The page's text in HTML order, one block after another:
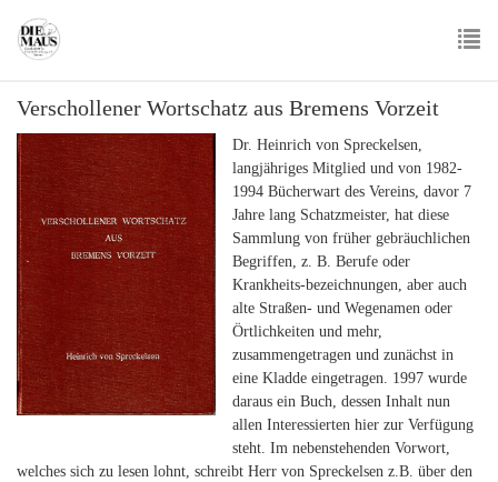
main
Verschollener Wortschatz aus Bremens Vorzeit
Dr. Heinrich von Spreckelsen,
langjähriges Mitglied und von 1982-
1994 Bücherwart des Vereins, davor 7
Jahre lang Schatzmeister, hat diese
Sammlung von früher gebräuchlichen
Begriffen, z. B. Berufe oder
Krankheits-bezeichnungen, aber auch
alte Straßen- und Wegenamen oder
Örtlichkeiten und mehr,
zusammengetragen und zunächst in
eine Kladde eingetragen. 1997 wurde
daraus ein Buch, dessen Inhalt nun
allen Interessierten hier zur Verfügung
steht. Im nebenstehenden Vorwort,
welches sich zu lesen lohnt, schreibt Herr von Spreckelsen z.B. über den